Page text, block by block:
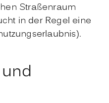
Straßenraum
in der Regel eine